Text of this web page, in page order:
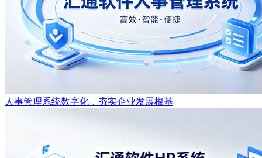
人事管理系统数字化，夯实企业发展根基